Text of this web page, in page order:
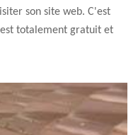
son site web. C'est
totalement gratuit et